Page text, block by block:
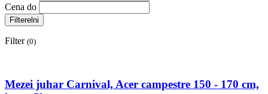
Cena do
Filterelni
Filter (0)
Mezei juhar Carnival, Acer campestre 150 - 170 cm,